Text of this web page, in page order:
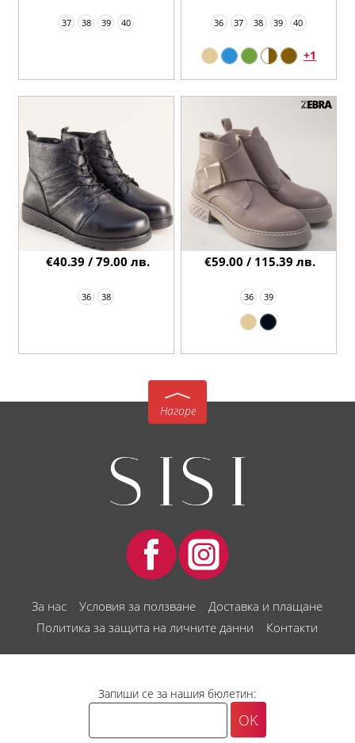
37 38 39 40 36 37 38 39 40
+1
36 38
€40.39 / 79.00 лв.
36 39
€59.00 / 115.39 лв.
Нагоре
За нас Условия за ползване
Доставка и плащане
Политика за защита на личните данни
Контакти
Запиши се за нашия бюлетин: